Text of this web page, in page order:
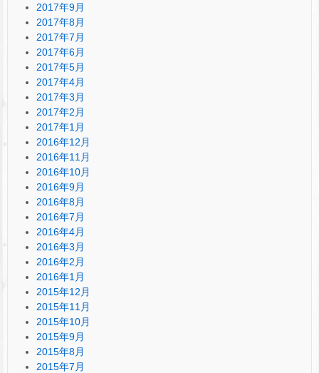
2017年9月
2017年8月
2017年7月
2017年6月
2017年5月
2017年4月
2017年3月
2017年2月
2017年1月
2016年12月
2016年11月
2016年10月
2016年9月
2016年8月
2016年7月
2016年4月
2016年3月
2016年2月
2016年1月
2015年12月
2015年11月
2015年10月
2015年9月
2015年8月
2015年7月